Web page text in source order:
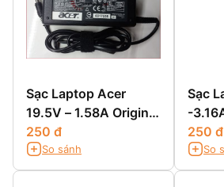
Sạc Laptop Acer
19.5V – 1.58A Original
- Zin Chính Hãng
250 đ
So sánh
Sạc
-
Cao
250 đ
So